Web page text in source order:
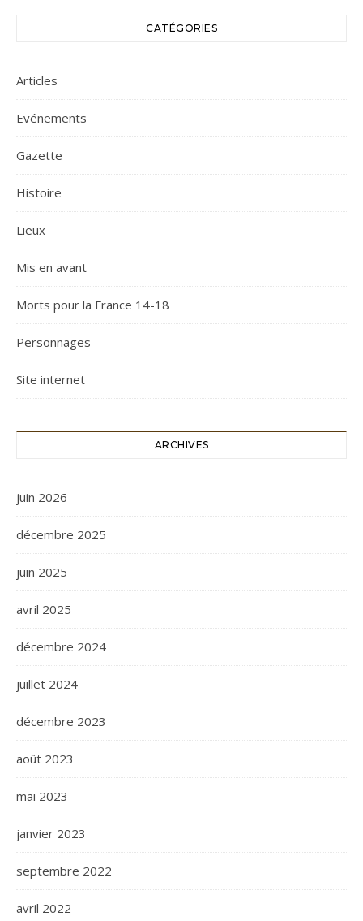
CATÉGORIES
Articles
Evénements
Gazette
Histoire
Lieux
Mis en avant
Morts pour la France 14-18
Personnages
Site internet
ARCHIVES
juin 2026
décembre 2025
juin 2025
avril 2025
décembre 2024
juillet 2024
décembre 2023
août 2023
mai 2023
janvier 2023
septembre 2022
avril 2022